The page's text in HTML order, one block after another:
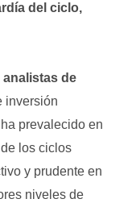
del ciclo,
de
inversión
prevalecido en
los ciclos
y prudente en
niveles de